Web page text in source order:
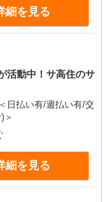
不破マンション南棟
京都伏見】京都府京
1 醍醐アーバン2階
ビル1階南テナント
大和郡山】奈良県大
吉田テナント1階1号
奈良県橿原市中曽司
細を見る
活動中！サ高住のサ
日払い有/週払い有/交
＞
細を見る